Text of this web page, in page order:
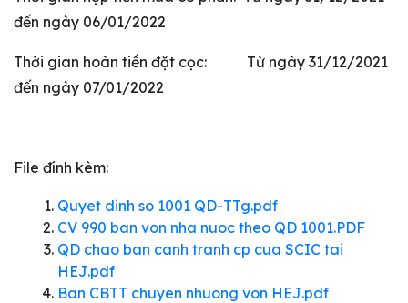
đến ngày 06/01/2022
Thời gian hoàn tiền đặt cọc: Từ ngày 31/12/2021
đến ngày 07/01/2022
File đính kèm:
Quyet dinh so 1001 QD-TTg.pdf
CV 990 ban von nha nuoc theo QD 1001.PDF
QD chao ban canh tranh cp cua SCIC tai
HEJ.pdf
Ban CBTT chuyen nhuong von HEJ.pdf